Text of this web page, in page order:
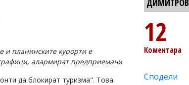
и планинските курорти е
алармират предприемачи
да блокират туризма". Това
ДИМИТРОВ
12
Коментара
Сподели